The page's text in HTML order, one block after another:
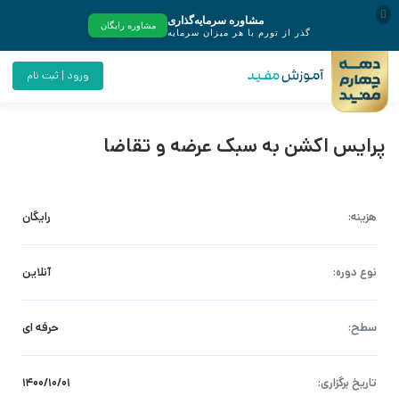
ورود | ثبت نام
پرایس اکشن به سبک عرضه و تقاضا
هزینه: رایگان
نوع دوره: آنلاین
سطح: حرفه ای
تاریخ برگزاری:
۱۴۰۰/۱۰/۰۱